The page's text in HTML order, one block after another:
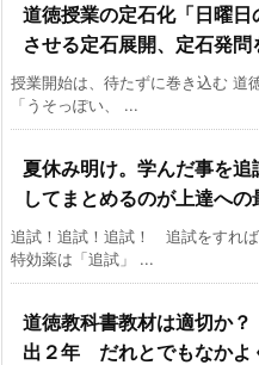
道徳授業の定石化「日曜
させる定石展開、定石発問
授業開始は、待たずに巻き込む 道
「うそっぽい、 ...
夏休み明け。学んだ事を
してまとめるのが上達への
追試！追試！追試！ 追試をすれ
特効薬は「追試」 ...
道徳教科書教材は適切か
出２年 だれとでもなかよ